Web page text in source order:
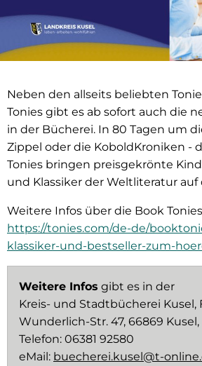
Neben den allseits beliebten
Tonies gibt es ab sofort auch die
in der Bücherei. In 80 Tagen um
Zippel oder die KoboldKroniken -
Tonies bringen preisgekrönte
und Klassiker der Weltliteratur auf
Weitere Infos über die Book
https://tonies.com/de-de/
klassiker-und-bestseller-zum-
Weitere Infos gibt es in der
Kreis- und Stadtbücherei Kusel,
Wunderlich-Str. 47, 66869 Kusel,
Telefon: 06381 92580
eMail: buecherei.kusel@t-